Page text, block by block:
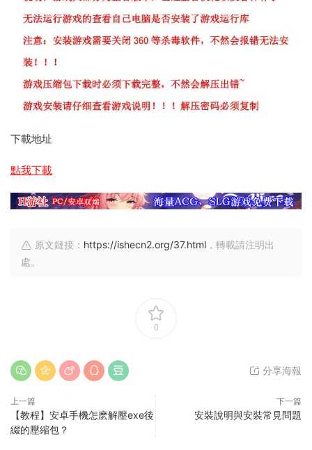
下載地址
點我下載
原文鏈接： https://ishecn2.org/37.html ，轉載請注明出
處。
0
分享海報
上一篇
【教程】安卓手機怎麽解壓exe後
綴的壓縮包？
下一篇
安裝說明與安裝常見問題